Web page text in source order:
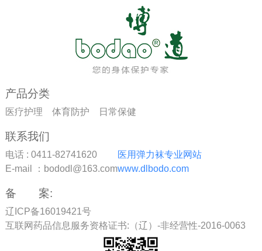
产品分类
医疗护理 体育防护 日常保健
联系我们
电话 : 0411-82741620
E-mail ：bododl@163.com
医用弹力袜专业网站
www.dlbodo.com
备 案:
辽ICP备16019421号
互联网药品信息服务资格证书:（辽）-非经营性-2016-0063